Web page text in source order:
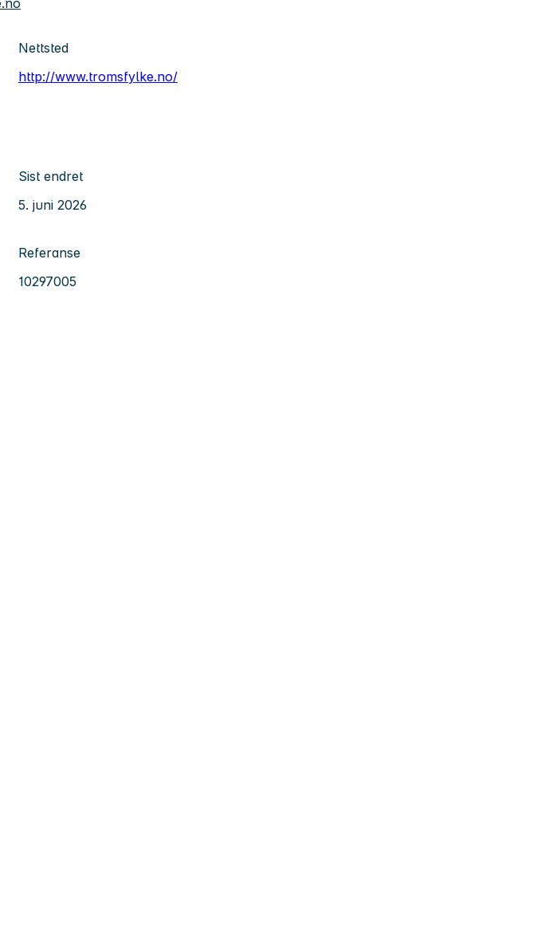
Nettsted
http://www.tromsfylke.no/
Sist endret
5. juni 2026
Referanse
10297005